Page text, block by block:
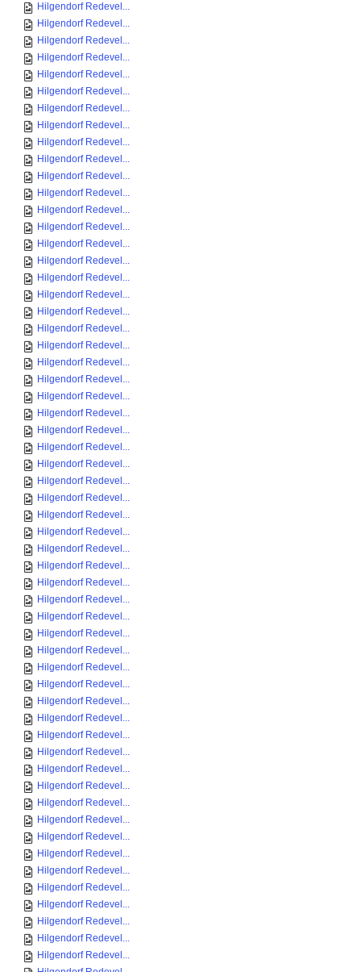
Hilgendorf Redevel...
Hilgendorf Redevel...
Hilgendorf Redevel...
Hilgendorf Redevel...
Hilgendorf Redevel...
Hilgendorf Redevel...
Hilgendorf Redevel...
Hilgendorf Redevel...
Hilgendorf Redevel...
Hilgendorf Redevel...
Hilgendorf Redevel...
Hilgendorf Redevel...
Hilgendorf Redevel...
Hilgendorf Redevel...
Hilgendorf Redevel...
Hilgendorf Redevel...
Hilgendorf Redevel...
Hilgendorf Redevel...
Hilgendorf Redevel...
Hilgendorf Redevel...
Hilgendorf Redevel...
Hilgendorf Redevel...
Hilgendorf Redevel...
Hilgendorf Redevel...
Hilgendorf Redevel...
Hilgendorf Redevel...
Hilgendorf Redevel...
Hilgendorf Redevel...
Hilgendorf Redevel...
Hilgendorf Redevel...
Hilgendorf Redevel...
Hilgendorf Redevel...
Hilgendorf Redevel...
Hilgendorf Redevel...
Hilgendorf Redevel...
Hilgendorf Redevel...
Hilgendorf Redevel...
Hilgendorf Redevel...
Hilgendorf Redevel...
Hilgendorf Redevel...
Hilgendorf Redevel...
Hilgendorf Redevel...
Hilgendorf Redevel...
Hilgendorf Redevel...
Hilgendorf Redevel...
Hilgendorf Redevel...
Hilgendorf Redevel...
Hilgendorf Redevel...
Hilgendorf Redevel...
Hilgendorf Redevel...
Hilgendorf Redevel...
Hilgendorf Redevel...
Hilgendorf Redevel...
Hilgendorf Redevel...
Hilgendorf Redevel...
Hilgendorf Redevel...
Hilgendorf Redevel...